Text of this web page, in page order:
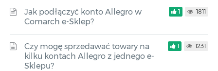
Jak podłączyć konto Allegro w
Comarch e-Sklep?
1 1811
Czy mogę sprzedawać towary na
kilku kontach Allegro z jednego e-
Sklepu?
1 1231